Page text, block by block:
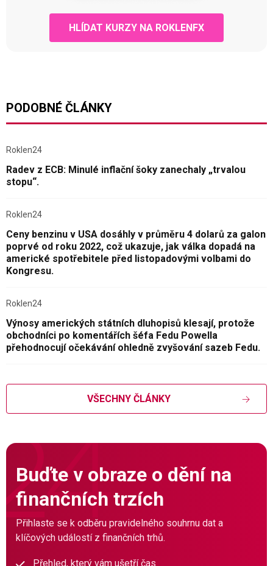
HLÍDAT KURZY NA ROKLENFX
PODOBNÉ ČLÁNKY
Roklen24
Radev z ECB: Minulé inflační šoky zanechaly „trvalou
stopu“.
Roklen24
Ceny benzinu v USA dosáhly v průměru 4 dolarů za galon
poprvé od roku 2022, což ukazuje, jak válka dopadá na
americké spotřebitele před listopadovými volbami do
Kongresu.
Roklen24
Výnosy amerických státních dluhopisů klesají, protože
obchodníci po komentářích šéfa Fedu Powella
přehodnocují očekávání ohledně zvyšování sazeb Fedu.
VŠECHNY ČLÁNKY
Buďte v obraze o dění na
finančních trzích
Přihlaste se k odběru pravidelného souhrnu dat a
klíčových událostí z finančních trhů.
Přehled, který vám ušetří čas